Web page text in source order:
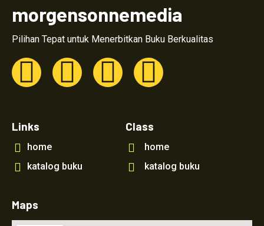
morgensonnemedia
Pilihan Tepat untuk Menerbitkan Buku Berkualitas
Links
home
katalog buku
Class
home
katalog buku
Maps